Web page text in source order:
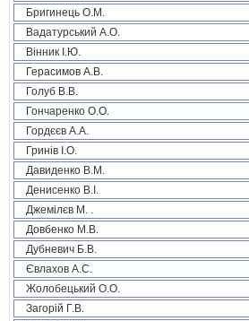
Бригинець О.М.
Вадатурський А.О.
Вінник І.Ю.
Герасимов А.В.
Голуб В.В.
Гончаренко О.О.
Гордєєв А.А.
Гринів І.О.
Давиденко В.М.
Денисенко В.І.
Джемілєв М. .
Довбенко М.В.
Дубневич Б.В.
Євлахов А.С.
Жолобецький О.О.
Загорій Г.В.